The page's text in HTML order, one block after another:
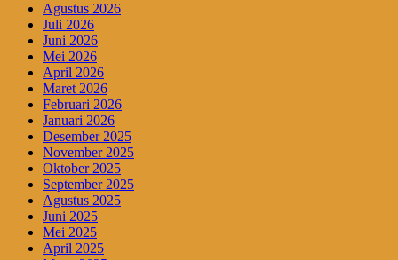
Agustus 2026
Juli 2026
Juni 2026
Mei 2026
April 2026
Maret 2026
Februari 2026
Januari 2026
Desember 2025
November 2025
Oktober 2025
September 2025
Agustus 2025
Juni 2025
Mei 2025
April 2025